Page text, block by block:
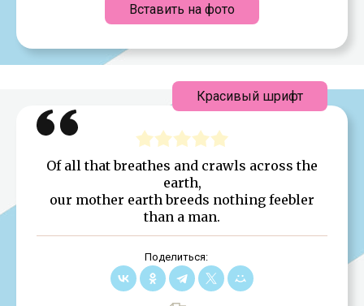
Вставить на фото
Of all that breathes and crawls across the
earth,
our mother earth breeds nothing feebler
than a man.
Поделиться:
Красивый шрифт